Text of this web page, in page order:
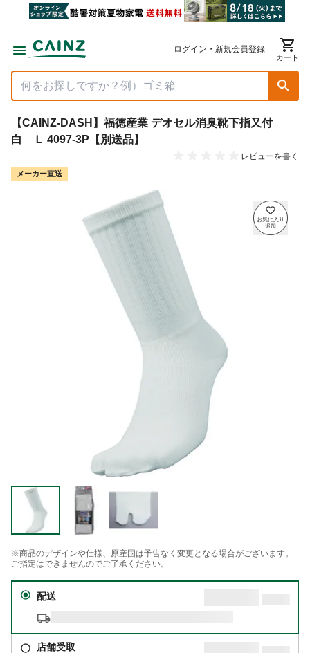
ログイン・新規会員登録
カート
【CAINZ-DASH】福徳産業 デオセル消臭靴下指又付
白 Ｌ 4097-3P【別送品】
レビューを書く
メーカー直送
※商品のデザインや仕様、原産国は予告なく変更となる場合がございます。
ご指定はできませんのでご了承ください。
配送
店舗受取